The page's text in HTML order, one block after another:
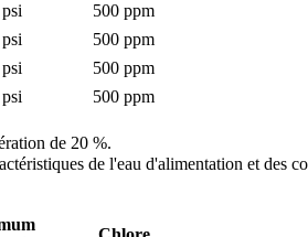
500 ppm
500 ppm
500 ppm
500 ppm
de 20 %.
de l'eau d'alimentation et des